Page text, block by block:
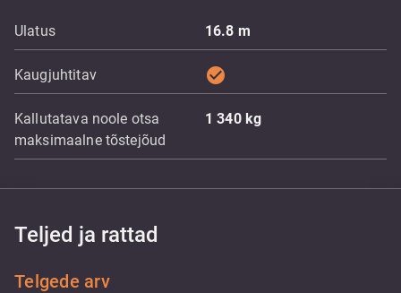
Ulatus 16.8 m
Kaugjuhtitav check_circle
Kallutatava noole otsa
maksimaalne tõstejõud
1 340 kg
Teljed ja rattad
Telgede arv